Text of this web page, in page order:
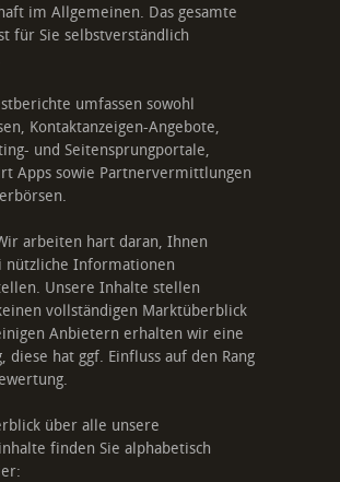
im Allgemeinen. Das gesamte
für Sie selbstverständlich
umfassen sowohl
Kontaktanzeigen-Angebote,
und Seitensprungportale,
Apps sowie Partnervermittlungen
arbeiten hart daran, Ihnen
nützliche Informationen
Unsere Inhalte stellen
vollständigen Marktüberblick
Anbietern erhalten wir eine
diese hat ggf. Einfluss auf den Rang
über alle unsere
finden Sie alphabetisch